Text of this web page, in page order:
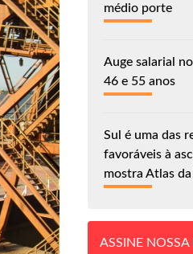
médio porte
Auge salarial
46 e 55 anos
Sul é uma das
favoráveis à
mostra Atlas
ASSINE NOSSA